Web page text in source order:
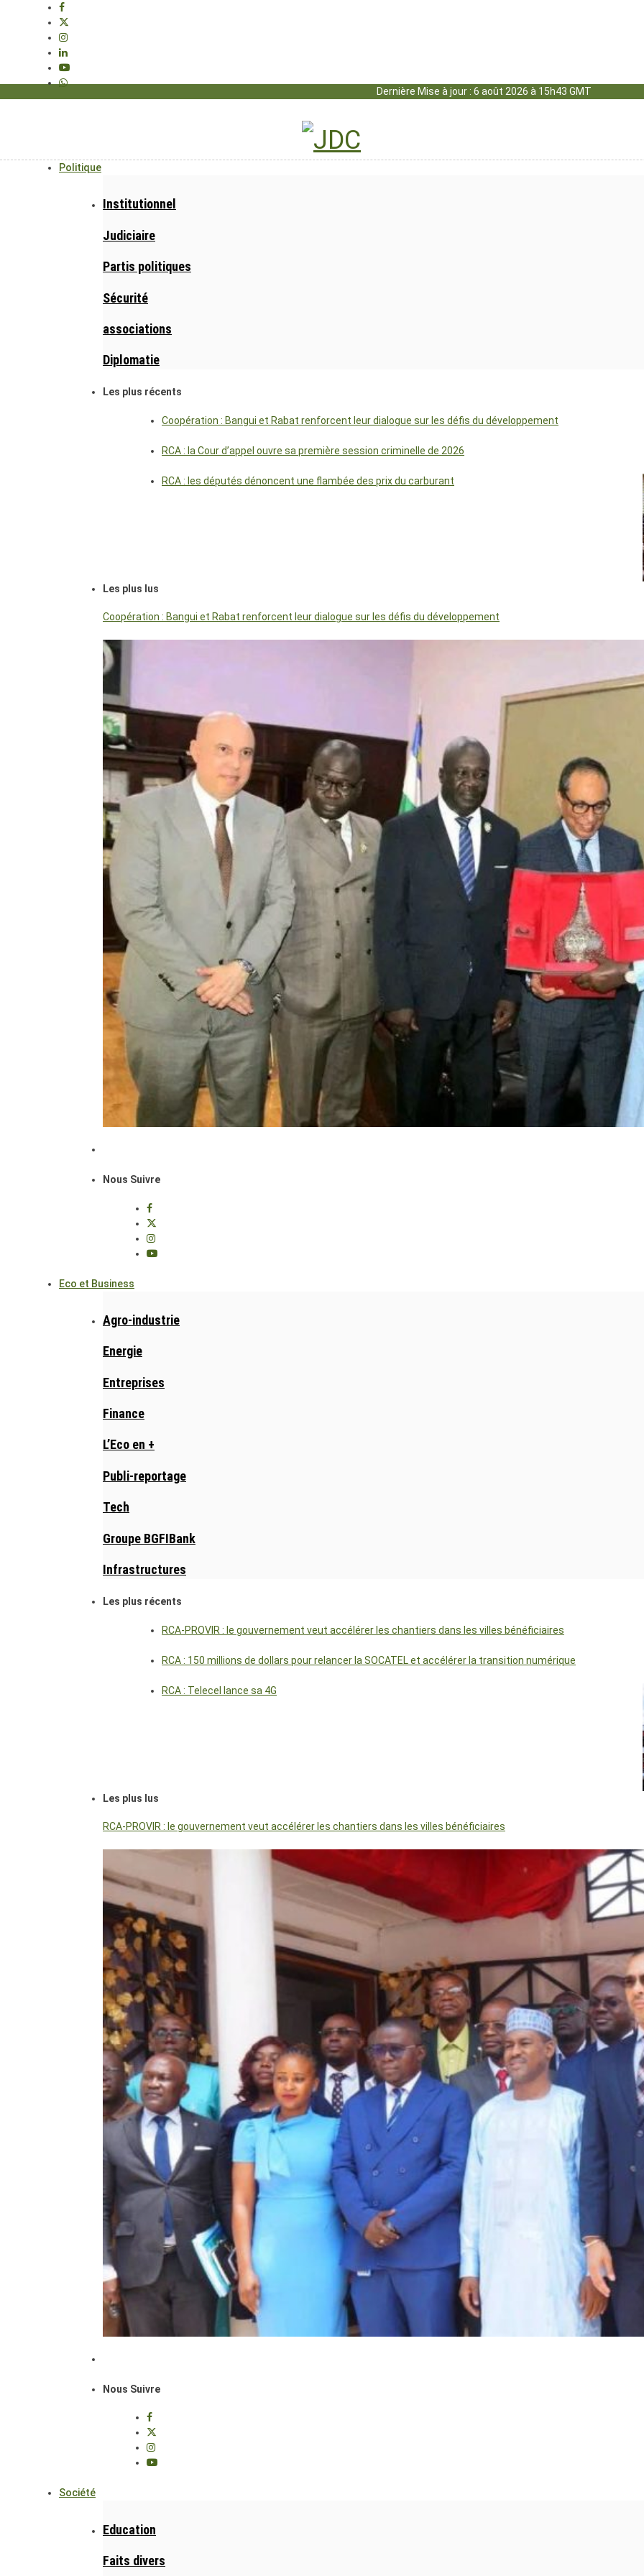
Dernière Mise à jour : 6 août 2026 à 15h43 GMT
Politique
Institutionnel
Judiciaire
Partis politiques
Sécurité
associations
Diplomatie
Les plus récents
Coopération : Bangui et Rabat renforcent leur dialogue sur les défis du développement
RCA : la Cour d’appel ouvre sa première session criminelle de 2026
RCA : les députés dénoncent une flambée des prix du carburant
Les plus lus
Coopération : Bangui et Rabat renforcent leur dialogue sur les défis du développement
Nous Suivre
Eco et Business
Agro-industrie
Energie
Entreprises
Finance
L’Eco en +
Publi-reportage
Tech
Groupe BGFIBank
Infrastructures
Les plus récents
RCA-PROVIR : le gouvernement veut accélérer les chantiers dans les villes bénéficiaires
RCA : 150 millions de dollars pour relancer la SOCATEL et accélérer la transition numérique
RCA : Telecel lance sa 4G
Les plus lus
RCA-PROVIR : le gouvernement veut accélérer les chantiers dans les villes bénéficiaires
Nous Suivre
Société
Education
Faits divers